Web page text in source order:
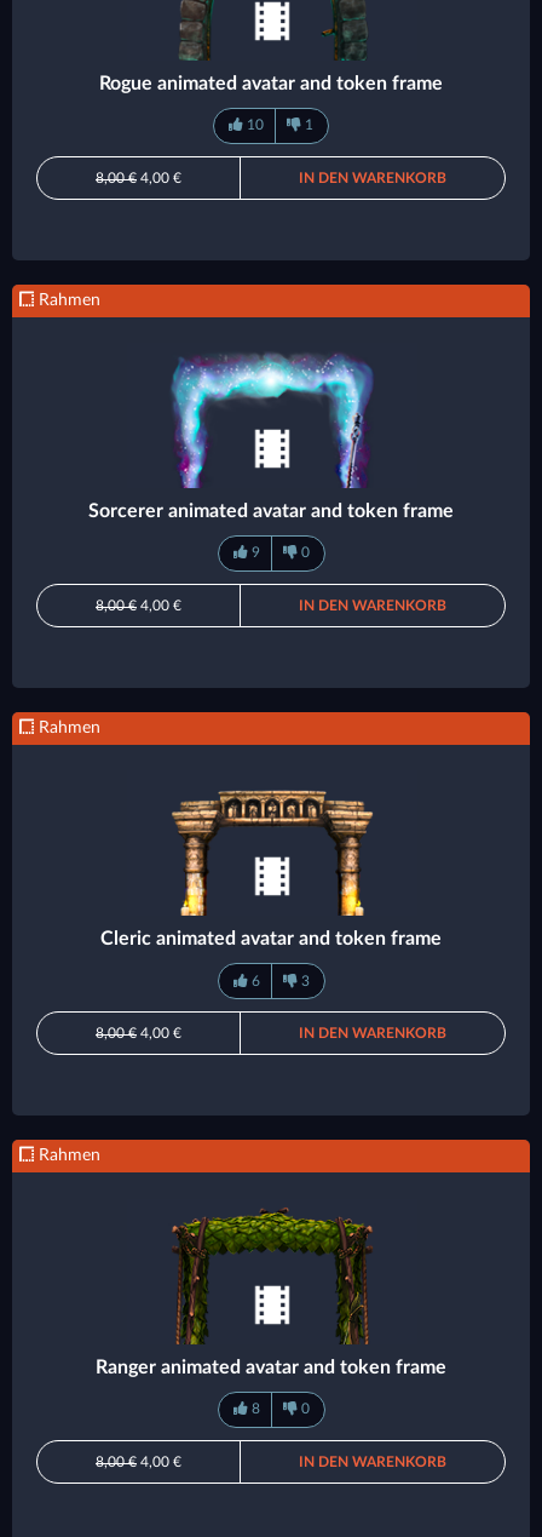
Rogue animated avatar and token frame
10 1
8,00 € 4,00 € IN DEN WARENKORB
Rahmen
Sorcerer animated avatar and token frame
9 0
8,00 € 4,00 € IN DEN WARENKORB
Rahmen
Cleric animated avatar and token frame
6 3
8,00 € 4,00 € IN DEN WARENKORB
Rahmen
Ranger animated avatar and token frame
8 0
8,00 € 4,00 € IN DEN WARENKORB